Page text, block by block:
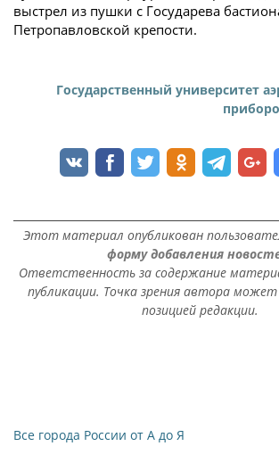
выстрел из пушки с Государева
Петропавловской крепости.
Государственный университет
Этот материал опубликован
форму добавления
Ответственность за содержание
публикации. Точка зрения автора
позицией редакции.
Все города России от А до Я